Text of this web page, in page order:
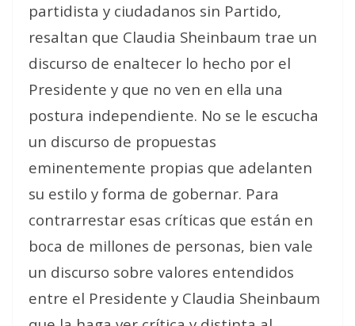
partidista y ciudadanos sin Partido,
resaltan que Claudia Sheinbaum trae un
discurso de enaltecer lo hecho por el
Presidente y que no ven en ella una
postura independiente. No se le escucha
un discurso de propuestas
eminentemente propias que adelanten
su estilo y forma de gobernar. Para
contrarrestar esas críticas que están en
boca de millones de personas, bien vale
un discurso sobre valores entendidos
entre el Presidente y Claudia Sheinbaum